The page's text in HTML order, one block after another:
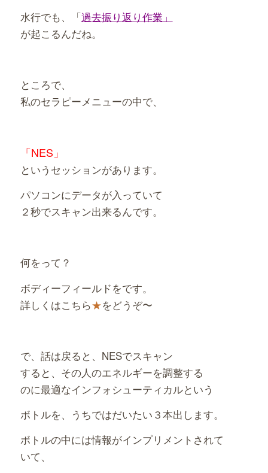
水行でも、「過去振り返り作業」
が起こるんだね。
ところで、
私のセラピーメニューの中で、
「NES」
というセッションがあります。
パソコンにデータが入っていて
２秒でスキャン出来るんです。
何をって？
ボディーフィールドをです。
詳しくはこちら★をどうぞ〜
で、話は戻ると、NESでスキャン
すると、その人のエネルギーを調整する
のに最適なインフォシューティカルという
ボトルを、うちではだいたい３本出します。
ボトルの中には情報がインプリメントされて
いて、